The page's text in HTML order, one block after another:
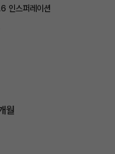
인스퍼레이션
월